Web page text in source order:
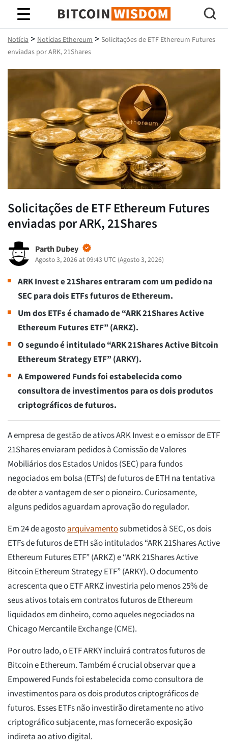
Sabedoria do Bitcoin
Notícia > Notícias Ethereum > Solicitações de ETF Ethereum Futures
enviadas por ARK, 21Shares
Solicitações de ETF Ethereum Futures
enviadas por ARK, 21Shares
Parth Dubey
Agosto 3, 2026 at 09:43 UTC (Agosto 3, 2026)
ARK Invest e 21Shares entraram com um pedido na
SEC para dois ETFs futuros de Ethereum.
Um dos ETFs é chamado de “ARK 21Shares Active
Ethereum Futures ETF” (ARKZ).
O segundo é intitulado “ARK 21Shares Active Bitcoin
Ethereum Strategy ETF” (ARKY).
A Empowered Funds foi estabelecida como
consultora de investimentos para os dois produtos
criptográficos de futuros.
A empresa de gestão de ativos ARK Invest e o emissor de ETF
21Shares enviaram pedidos à Comissão de Valores
Mobiliários dos Estados Unidos (SEC) para fundos
negociados em bolsa (ETFs) de futuros de ETH na tentativa
de obter a vantagem de ser o pioneiro. Curiosamente,
alguns pedidos aguardam aprovação do regulador.
Em 24 de agostoarquivamentosubmetidos à SEC, os dois
ETFs de futuros de ETH são intitulados “ARK 21Shares Active
Ethereum Futures ETF” (ARKZ) e “ARK 21Shares Active
Bitcoin Ethereum Strategy ETF” (ARKY). O documento
acrescenta que o ETF ARKZ investiria pelo menos 25% de
seus ativos totais em contratos futuros de Ethereum
liquidados em dinheiro, como aqueles negociados na
Chicago Mercantile Exchange (CME).
Por outro lado, o ETF ARKY incluirá contratos futuros de
Bitcoin e Ethereum. Também é crucial observar que a
Empowered Funds foi estabelecida como consultora de
investimentos para os dois produtos criptográficos de
futuros. Esses ETFs não investirão diretamente no ativo
criptográfico subjacente, mas fornecerão exposição
indireta ao ativo digital.